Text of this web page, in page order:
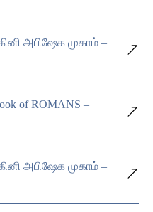
அபிஷேக முகாம் –
of ROMANS –
அபிஷேக முகாம் –